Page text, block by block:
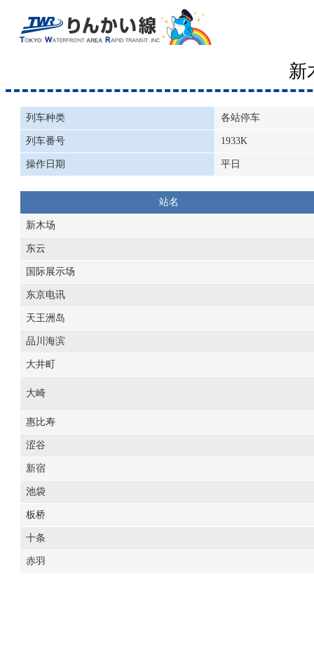
新
列车种类 各站停车
列车番号 1933K
操作日期 平日
站名
新木场
东云
国际展示场
东京电讯
天王洲岛
品川海滨
大井町
大崎
惠比寿
涩谷
新宿
池袋
板桥
十条
赤羽